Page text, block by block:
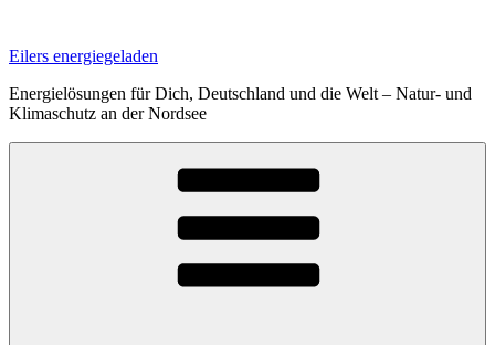
springen
Eilers energiegeladen
Energielösungen für Dich, Deutschland und die Welt – Natur- und
Klimaschutz an der Nordsee